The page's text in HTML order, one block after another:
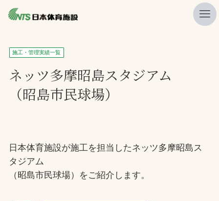
私たちの強み
ニュース
プレスリリース
施工・管理実績一覧
会社概要
施工・管理実績一覧
ネッツ多摩昭島スタジアム
（昭島市民球場）
日本体育施設が施工を担当したネッツ多摩昭島ス
タジアム
（昭島市民球場）をご紹介します。